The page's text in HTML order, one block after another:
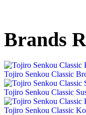
Brands
Tojiro Senkou Classic
Tojiro Senkou Classic
Tojiro Senkou Classic